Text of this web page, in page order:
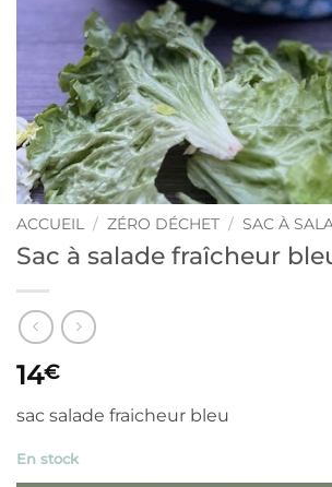
ACCUEIL / ZÉRO DÉCHET / SAC À
Sac à salade fraîcheur
14€
sac salade fraicheur bleu
En stock